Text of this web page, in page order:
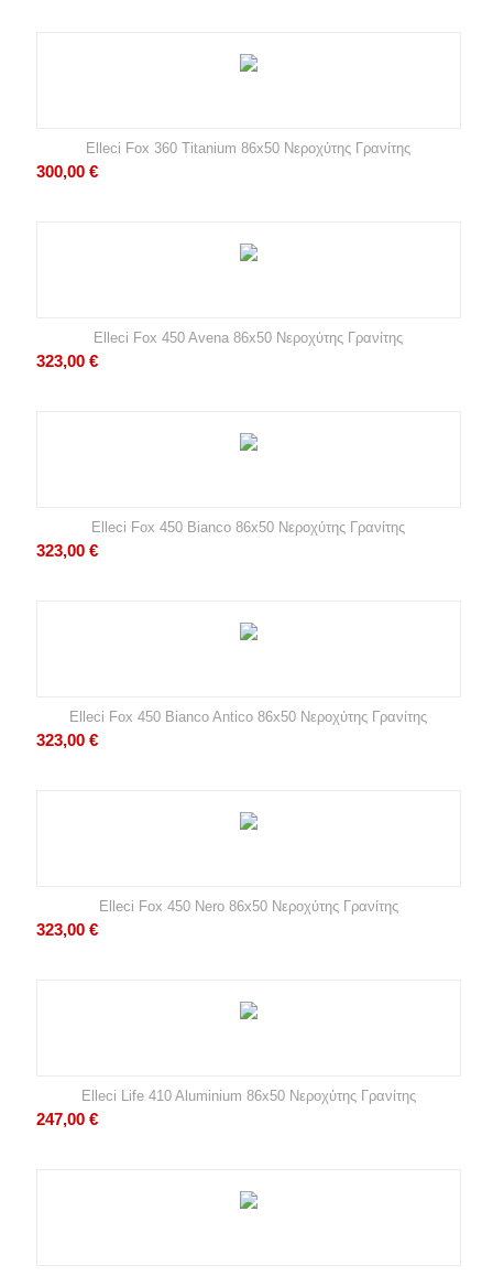
Elleci Fox 360 Titanium 86x50 Νεροχύτης Γρανίτης
300,00 €
Elleci Fox 450 Avena 86x50 Νεροχύτης Γρανίτης
323,00 €
Elleci Fox 450 Bianco 86x50 Νεροχύτης Γρανίτης
323,00 €
Elleci Fox 450 Bianco Antico 86x50 Νεροχύτης Γρανίτης
323,00 €
Elleci Fox 450 Nero 86x50 Νεροχύτης Γρανίτης
323,00 €
Elleci Life 410 Aluminium 86x50 Νεροχύτης Γρανίτης
247,00 €